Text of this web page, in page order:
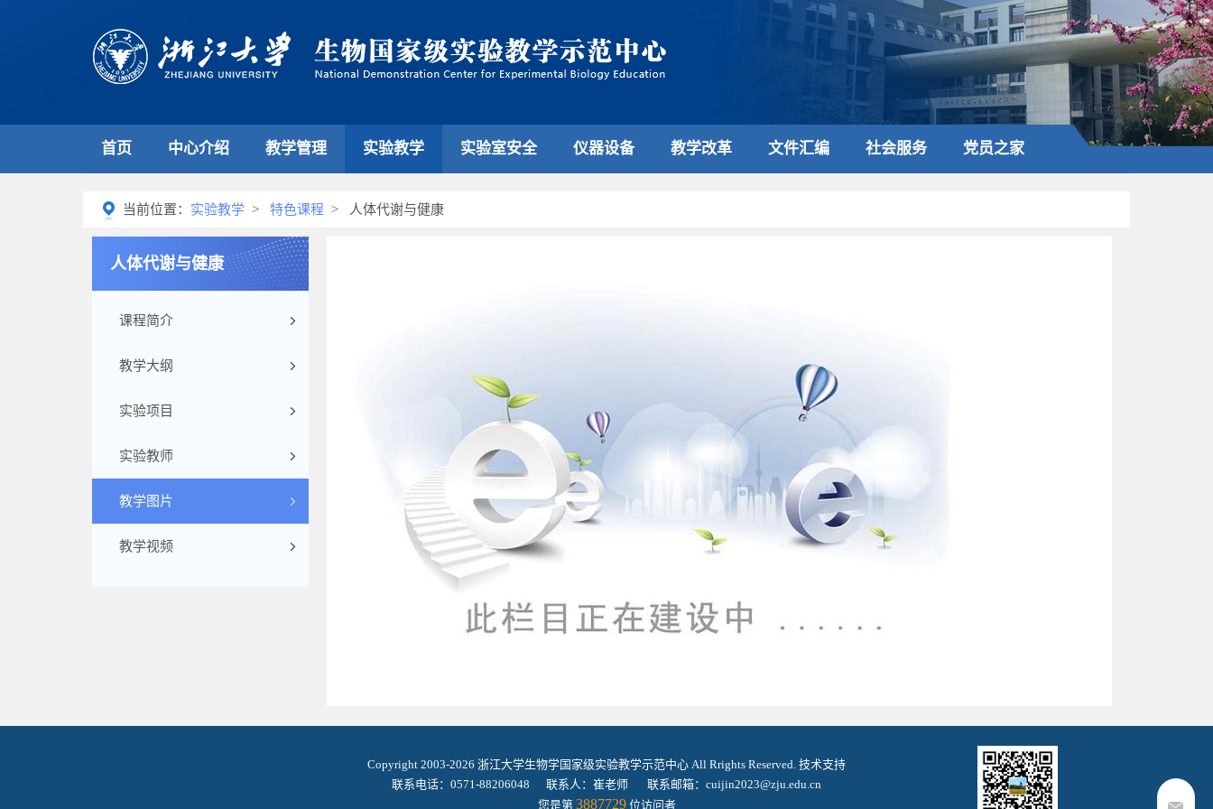
首页 中心介绍 教学管理 实验教学 实验室安全 仪器设备 教学改革 文件汇编 社会服务 党员之家
当前位置： 实验教学 > 特色课程 > 人体代谢与健康
人体代谢与健康
课程简介
教学大纲
实验项目
实验教师
教学图片
教学视频
Copyright 2003-2026 浙江大学生物学国家级实验教学示范中心 All Rrights Reserved. 技术支持
联系电话：0571-88206048 联系人：崔老师 联系邮箱：cuijin2023@zju.edu.cn
您是第 3887729位访问者